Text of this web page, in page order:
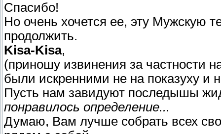
Спасибо!
Но очень хочется ее, эту Мужскую
продолжить.
Kisa-Kisa,
(приношу извинения за частности
были искренними не на показуху и
Пусть нам завидуют последышы
понравилось определение...
Думаю, Вам лучше собрать всех